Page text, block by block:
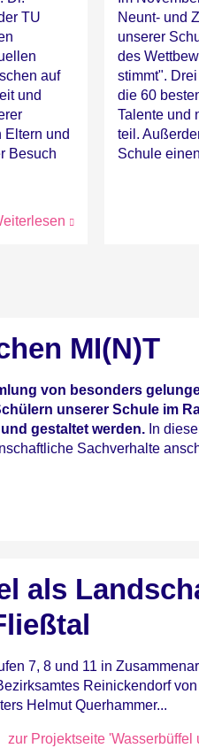
TU
auf
und
Eltern und
Besuch
Neunt- und
unserer
des
stimmt".
die 60
Talente und
teil.
Schule
MI(N)T
von besonders
unserer Schule im
gestaltet werden. In
Sachverhalte
als
7, 8 und 11 in
Reinickendorf
Helmut Querhammer...
zur Projektseite